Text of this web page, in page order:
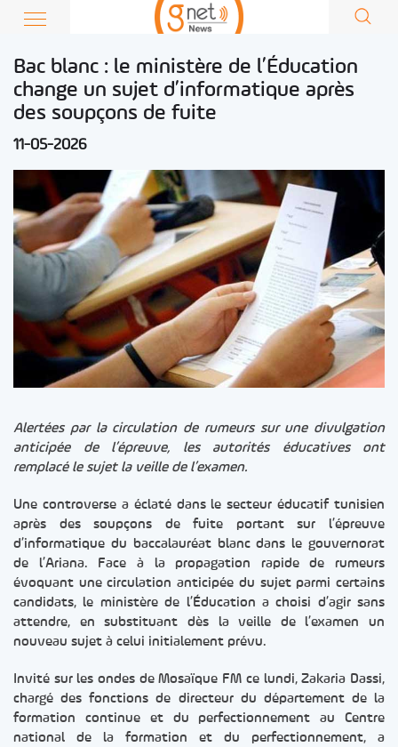
Bac blanc : le ministère de l’Éducation
change un sujet d’informatique après
des soupçons de fuite
11-05-2026
Alertées par la circulation de rumeurs sur une divulgation
anticipée de l’épreuve, les autorités éducatives ont
remplacé le sujet la veille de l’examen.
Une controverse a éclaté dans le secteur éducatif tunisien
après des soupçons de fuite portant sur l’épreuve
d’informatique du baccalauréat blanc dans le gouvernorat
de l’Ariana. Face à la propagation rapide de rumeurs
évoquant une circulation anticipée du sujet parmi certains
candidats, le ministère de l’Éducation a choisi d’agir sans
attendre, en substituant dès la veille de l’examen un
nouveau sujet à celui initialement prévu.
Invité sur les ondes de Mosaïque FM ce lundi, Zakaria Dassi,
chargé des fonctions de directeur du département de la
formation continue et du perfectionnement au Centre
national de la formation et du perfectionnement, a